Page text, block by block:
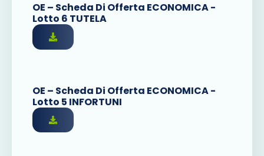
OE – Scheda Di Offerta ECONOMICA -
Lotto 6 TUTELA
OE – Scheda Di Offerta ECONOMICA -
Lotto 5 INFORTUNI